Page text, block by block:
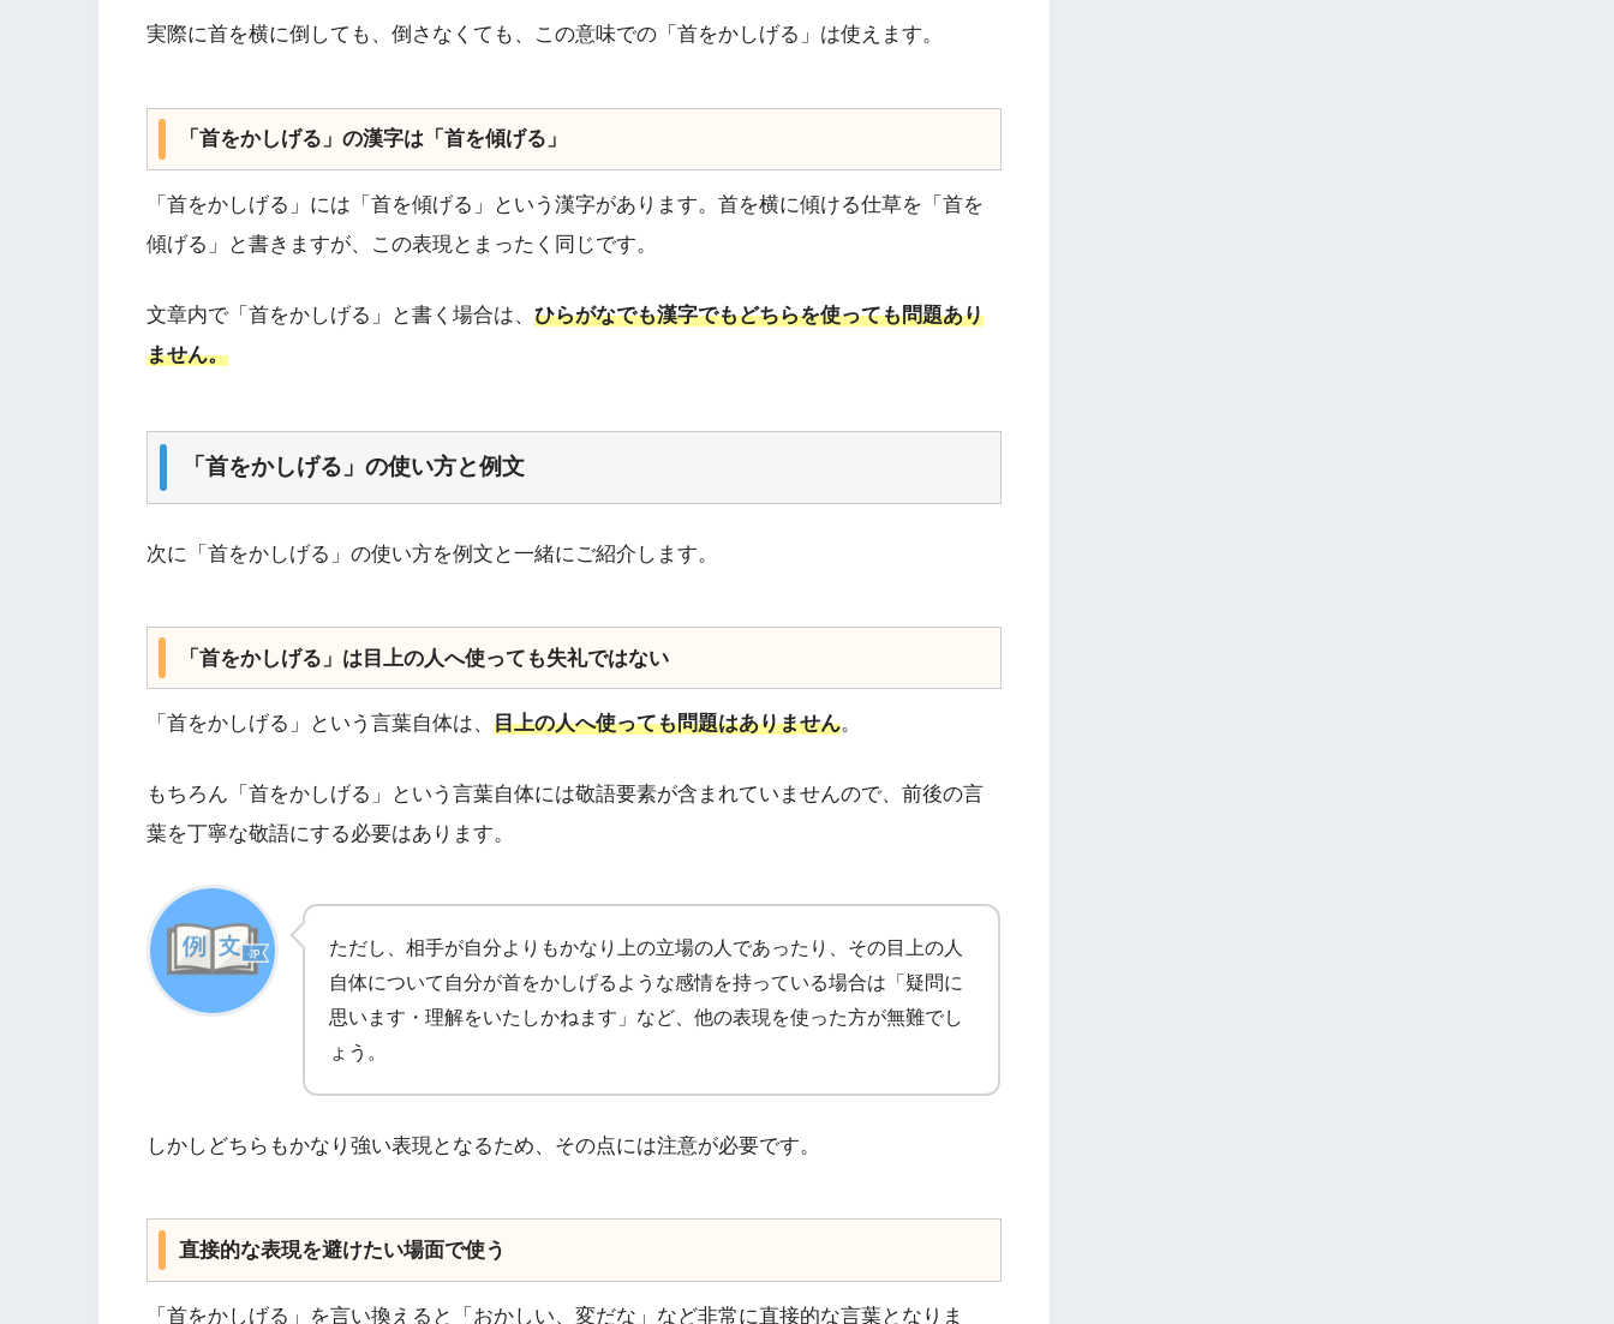
実際に首を横に倒しても、倒さなくても、この意味での「首をかしげる」は使えます。
「首をかしげる」の漢字は「首を傾げる」
「首をかしげる」には「首を傾げる」という漢字があります。首を横に傾ける仕草を「首を
傾げる」と書きますが、この表現とまったく同じです。
文章内で「首をかしげる」と書く場合は、 ひらがなでも漢字でもどちらを使っても問題あり
ません。
「首をかしげる」の使い方と例文
次に「首をかしげる」の使い方を例文と一緒にご紹介します。
「首をかしげる」は目上の人へ使っても失礼ではない
「首をかしげる」という言葉自体は、 目上の人へ使っても問題はありません。
もちろん「首をかしげる」という言葉自体には敬語要素が含まれていませんので、前後の言
葉を丁寧な敬語にする必要はあります。
ただし、相手が自分よりもかなり上の立場の人であったり、その目上の人
自体について自分が首をかしげるような感情を持っている場合は「疑問に
思います・理解をいたしかねます」など、他の表現を使った方が無難でし
ょう。
しかしどちらもかなり強い表現となるため、その点には注意が必要です。
直接的な表現を避けたい場面で使う
「首をかしげる」を言い換えると「おかしい、変だな」など非常に直接的な言葉となりま